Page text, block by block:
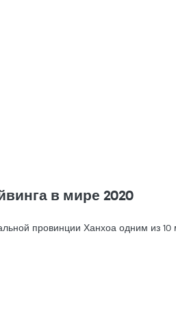
в мире 2020
провинции Ханхоа одним из